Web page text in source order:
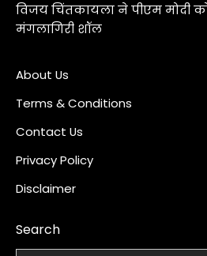
विजय चिंतकायला ने पीएम मोदी
मंगलागिरी शॉल
About Us
Terms & Conditions
Contact Us
Privacy Policy
Disclaimer
Search